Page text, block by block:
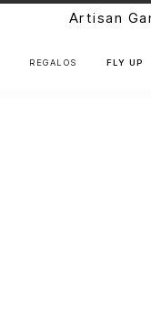
Artisan
REGALOS FLY UP